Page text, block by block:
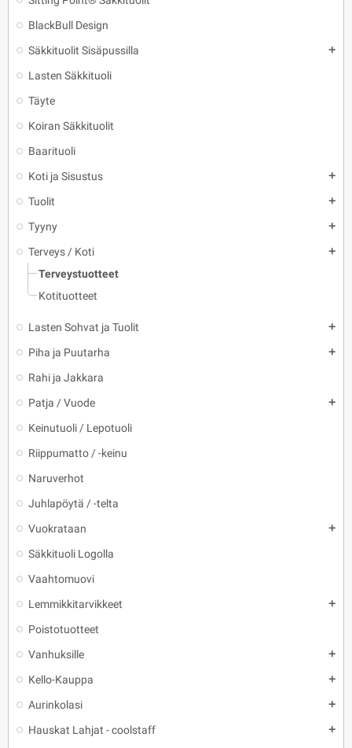
BlackBull Design
Säkkituolit Sisäpussilla
add
Lasten Säkkituoli
Täyte
Koiran Säkkituolit
Baarituoli
Koti ja Sisustus
add
Tuolit add
Tyyny add
Terveys / Koti add
Terveystuotteet
Kotituotteet
Lasten Sohvat ja Tuolit add
Piha ja Puutarha add
Rahi ja Jakkara
Patja / Vuode
add
Keinutuoli / Lepotuoli
Riippumatto / -keinu
Naruverhot
Juhlapöytä / -telta
Vuokrataan
add
Säkkituoli Logolla
Vaahtomuovi
Lemmikkitarvikkeet
add
Poistotuotteet
Vanhuksille
add
Kello-Kauppa add
Aurinkolasi add
Hauskat Lahjat - coolstaff add